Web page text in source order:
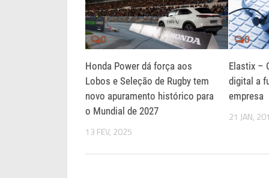
0
Honda Power dá força aos
Lobos e Seleção de Rugby tem
novo apuramento histórico para
o Mundial de 2027
13 FEV, 2025
0
Elastix –
digital a
empresa
21 JAN,